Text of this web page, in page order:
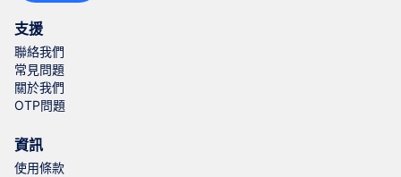
支援
聯絡我們
常見問題
關於我們
OTP問題
資訊
使用條款